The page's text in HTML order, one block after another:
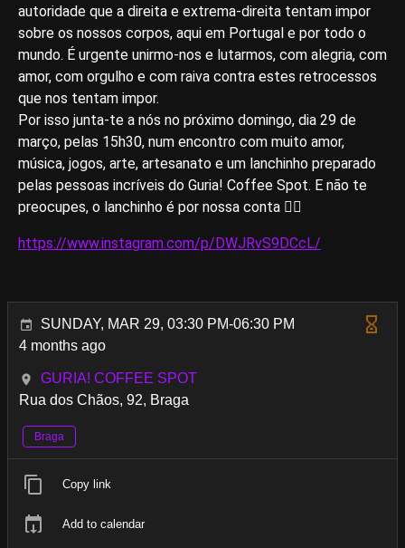
autoridade que a direita e extrema-direita tentam impor
sobre os nossos corpos, aqui em Portugal e por todo o
mundo. É urgente unirmo-nos e lutarmos, com alegria, com
amor, com orgulho e com raiva contra estes retrocessos
que nos tentam impor.
Por isso junta-te a nós no próximo domingo, dia 29 de
março, pelas 15h30, num encontro com muito amor,
música, jogos, arte, artesanato e um lanchinho preparado
pelas pessoas incríveis do Guria! Coffee Spot. E não te
preocupes, o lanchinho é por nossa conta ❤️‍🔥
https://www.instagram.com/p/DWJRvS9DCcL/
SUNDAY, MAR 29, 03:30 PM-06:30 PM
4 months ago
GURIA! COFFEE SPOT
Rua dos Chãos, 92, Braga
Braga
Copy link
Add to calendar